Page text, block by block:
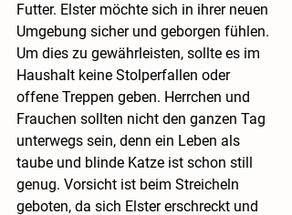
Futter. Elster möchte sich in ihrer neuen
Umgebung sicher und geborgen fühlen.
Um dies zu gewährleisten, sollte es im
Haushalt keine Stolperfallen oder
offene Treppen geben. Herrchen und
Frauchen sollten nicht den ganzen Tag
unterwegs sein, denn ein Leben als
taube und blinde Katze ist schon still
genug. Vorsicht ist beim Streicheln
geboten, da sich Elster erschreckt und